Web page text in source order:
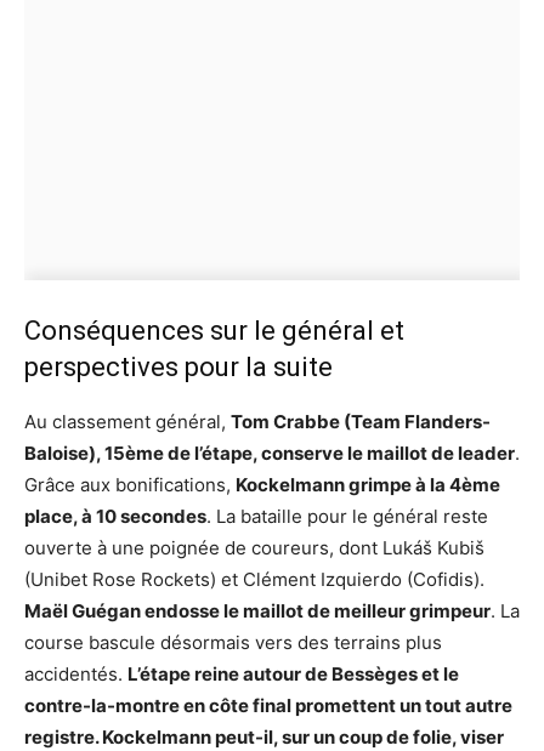
Conséquences sur le général et
perspectives pour la suite
Au classement général, Tom Crabbe (Team Flanders-
Baloise), 15ème de l’étape, conserve le maillot de leader.
Grâce aux bonifications, Kockelmann grimpe à la 4ème
place, à 10 secondes. La bataille pour le général reste
ouverte à une poignée de coureurs, dont Lukáš Kubiš
(Unibet Rose Rockets) et Clément Izquierdo (Cofidis).
Maël Guégan endosse le maillot de meilleur grimpeur. La
course bascule désormais vers des terrains plus
accidentés. L’étape reine autour de Bessèges et le
contre-la-montre en côte final promettent un tout autre
registre. Kockelmann peut-il, sur un coup de folie, viser